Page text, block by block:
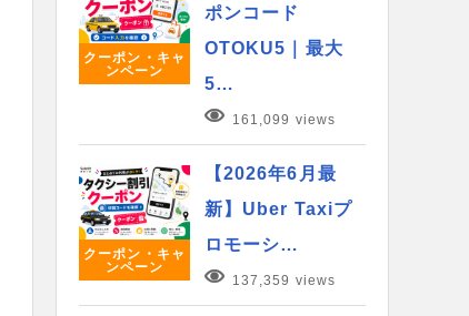
クーポン・キャ
ンペーン
ポンコード
OTOKU5｜最大
5…
161,099 views
クーポン・キャ
ンペーン
【2026年6月最
新】Uber Taxiプ
ロモーシ…
137,359 views